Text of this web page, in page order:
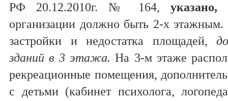
РФ 20.12.2010г. № 164,указано,
организации должно быть 2-х
застройки и недостатка площадей,
зданий в 3 этажа. На 3-м этаже
рекреационные помещения,
с детьми (кабинет психолога,